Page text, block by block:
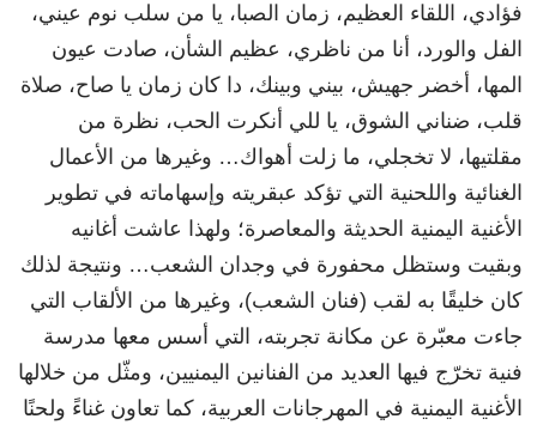
فؤادي، اللقاء العظيم، زمان الصبا، يا من سلب نوم عيني،
الفل والورد، أنا من ناظري، عظيم الشأن، صادت عيون
المها، أخضر جهيش، بيني وبينك، دا كان زمان يا صاح، صلاة
قلب، ضناني الشوق، يا للي أنكرت الحب، نظرة من
مقلتيها، لا تخجلي، ما زلت أهواك… وغيرها من الأعمال
الغنائية واللحنية التي تؤكد عبقريته وإسهاماته في تطوير
الأغنية اليمنية الحديثة والمعاصرة؛ ولهذا عاشت أغانيه
وبقيت وستظل محفورة في وجدان الشعب… ونتيجة لذلك
كان خليقًا به لقب (فنان الشعب)، وغيرها من الألقاب التي
جاءت معبّرة عن مكانة تجربته، التي أسس معها مدرسة
فنية تخرّج فيها العديد من الفنانين اليمنيين، ومثّل من خلالها
الأغنية اليمنية في المهرجانات العربية، كما تعاون غناءً ولحنًا